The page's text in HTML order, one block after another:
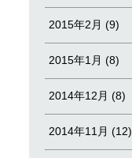
2015年2月 (9)
2015年1月 (8)
2014年12月 (8)
2014年11月 (12)